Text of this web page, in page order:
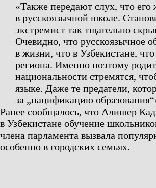
«Также передают слух, что его
в русскоязычной школе.
экстремист так тщательно
Очевидно, что русскоязычное
в жизни, что в Узбекистане,
региона. Именно поэтому
национальности стремятся,
языке. Даже те предатели,
за „нацификацию
Ранее сообщалось, что Алишер
в Узбекистане обучение
члена парламента вызвала
особенно в городских семьях.